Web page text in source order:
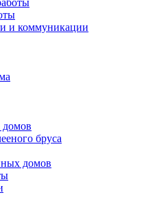
и коммуникации
домов
бруса
домов